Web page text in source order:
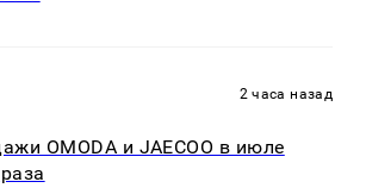
2 часа назад
OMODA и JAECOO в июле